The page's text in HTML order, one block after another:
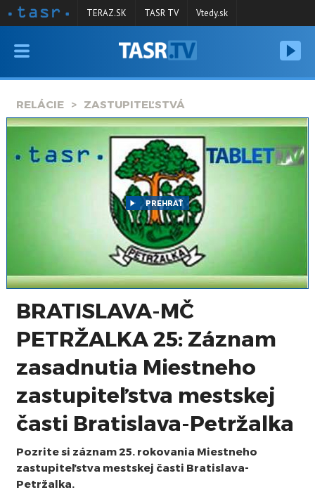
VYSIELANIE
SPRAVODAJSTVO
KONTAKT
TERAZ.SK TASR TV Vtedy.sk
RELÁCIE ZASTUPITEĽSTVÁ
PREHRAŤ
BRATISLAVA-MČ
PETRŽALKA 25: Záznam
zasadnutia Miestneho
zastupiteľstva mestskej
časti Bratislava-Petržalka
Pozrite si záznam 25. rokovania Miestneho
zastupiteľstva mestskej časti Bratislava-
Petržalka.